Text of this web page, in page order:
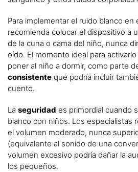
Para implementar el ruido blanco en
recomienda colocar el dispositivo a
de la cuna o cama del niño, nunca
oído. El momento ideal para
poner al niño a dormir, como parte
consistente que podría incluir
cuento.
La seguridad es primordial cuando
blanco con niños. Los especialistas
el volumen moderado, nunca
(equivalente al sonido de una
volumen excesivo podría dañar la
los pequeños.